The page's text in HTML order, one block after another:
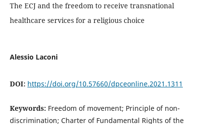
The ECJ and the freedom to receive transnational
healthcare services for a religious choice
Alessio Laconi
DOI: https://doi.org/10.57660/dpceonline.2021.1311
Keywords: Freedom of movement; Principle of non-
discrimination; Charter of Fundamental Rights of the